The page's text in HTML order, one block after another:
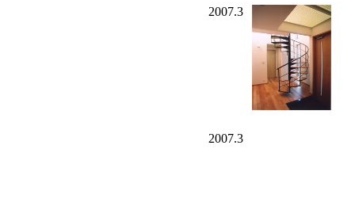
2007.3
2007.3